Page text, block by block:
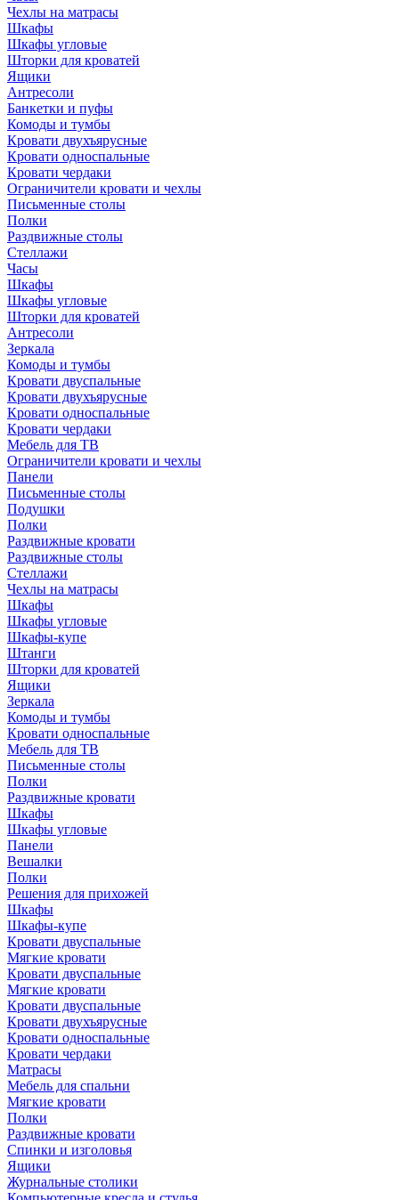
Чехлы на матрасы
Шкафы
Шкафы угловые
Шторки для кроватей
Ящики
Антресоли
Банкетки и пуфы
Комоды и тумбы
Кровати двухъярусные
Кровати односпальные
Кровати чердаки
Ограничители кровати и чехлы
Письменные столы
Полки
Раздвижные столы
Стеллажи
Часы
Шкафы
Шкафы угловые
Шторки для кроватей
Антресоли
Зеркала
Комоды и тумбы
Кровати двуспальные
Кровати двухъярусные
Кровати односпальные
Кровати чердаки
Мебель для ТВ
Ограничители кровати и чехлы
Панели
Письменные столы
Подушки
Полки
Раздвижные кровати
Раздвижные столы
Стеллажи
Чехлы на матрасы
Шкафы
Шкафы угловые
Шкафы-купе
Штанги
Шторки для кроватей
Ящики
Зеркала
Комоды и тумбы
Кровати односпальные
Мебель для ТВ
Письменные столы
Полки
Раздвижные кровати
Шкафы
Шкафы угловые
Панели
Вешалки
Полки
Решения для прихожей
Шкафы
Шкафы-купе
Кровати двуспальные
Мягкие кровати
Кровати двуспальные
Мягкие кровати
Кровати двуспальные
Кровати двухъярусные
Кровати односпальные
Кровати чердаки
Матрасы
Мебель для спальни
Мягкие кровати
Полки
Раздвижные кровати
Спинки и изголовья
Ящики
Журнальные столики